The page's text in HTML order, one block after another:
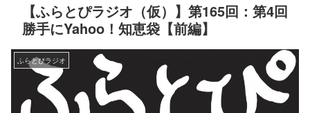
【ふらとぴラジオ（仮）】第165回：第4回
勝手にYahoo！知恵袋【前編】
ふらとぴラジオ